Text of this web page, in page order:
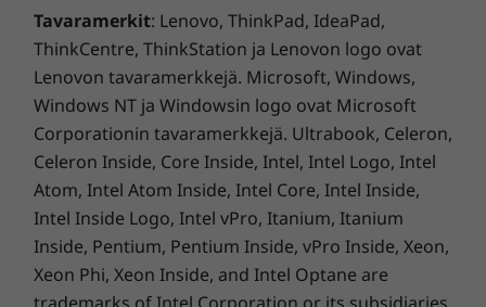
Takuuvarma toiminta
ThinkPad P15v:n sisäänrakennetut
ThinkShield-tietoturvaratkaisut pitävät tärkeät
tietosi turvassa. Match-on-Chip-tekniikalla
toimiva sormenjälkitunnistin salaa biometriset
Tavaramerkit: Lenovo, ThinkPad, IdeaPad,
ThinkCentre, ThinkStation ja Lenovon logo ovat
Lenovon tavaramerkkejä. Microsoft, Windows,
Windows NT ja Windowsin logo ovat Microsoft
Corporationin tavaramerkkejä. Ultrabook, Celeron,
Celeron Inside, Core Inside, Intel, Intel Logo, Intel
Atom, Intel Atom Inside, Intel Core, Intel Inside,
Intel Inside Logo, Intel vPro, Itanium, Itanium
Inside, Pentium, Pentium Inside, vPro Inside, Xeon,
Xeon Phi, Xeon Inside, and Intel Optane are